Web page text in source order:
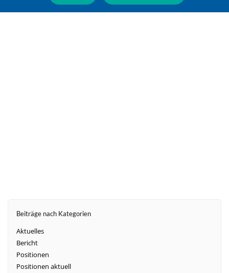
Presse
Beiträge nach Kategorien
Aktuelles
Bericht
Positionen
Positionen aktuell